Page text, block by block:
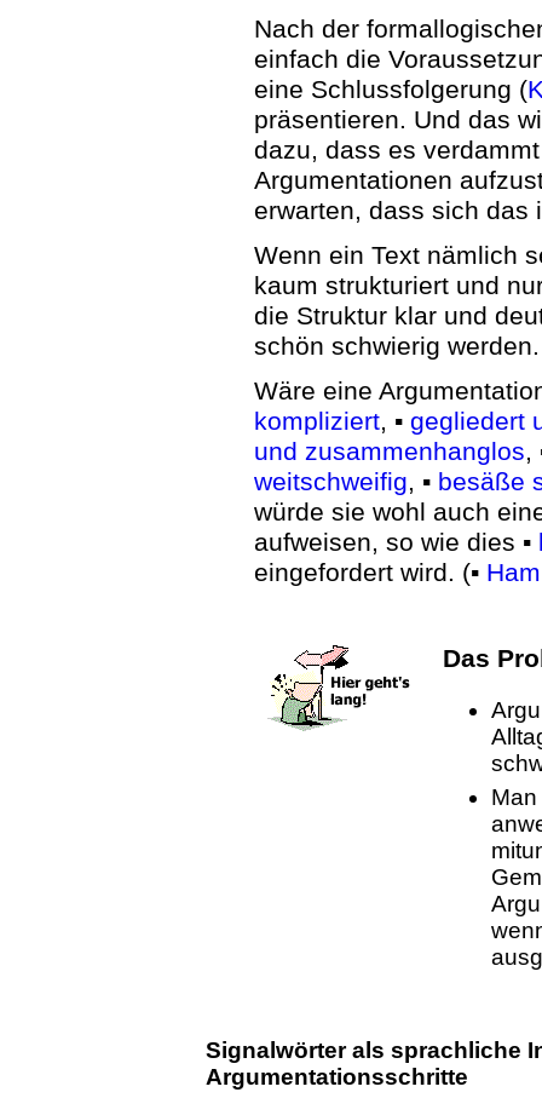
Nach der
einfach die
eine Schlussfolgerung (
präsentieren. Und das
dazu, dass es
Argumentationen
erwarten, dass sich das
Wenn ein Text nämlich
kaum strukturiert und
die Struktur klar und
schön schwierig werden.
Wäre eine
kompliziert, ▪ gegliedert
und zusammenhanglos,
weitschweifig, ▪ besäße
würde sie wohl auch
aufweisen, so wie dies ▪
eingefordert wird. (▪
Das
Signalwörter als sprachliche
Argumentationsschritte